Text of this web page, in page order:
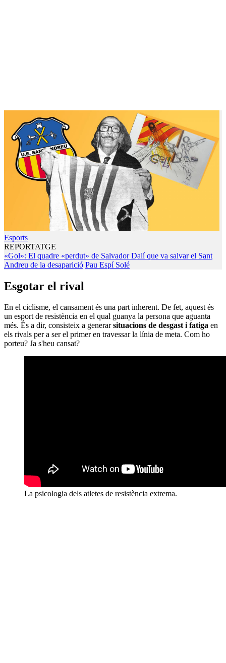
Esports
REPORTATGE
«Gol»: El quadre «perdut» de Salvador Dalí que va salvar el Sant
Andreu de la desaparició Pau Espí Solé
Esgotar el rival
En el ciclisme, el cansament és una part inherent. De fet, aquest és
un esport de resistència en el qual guanya la persona que aguanta
més. És a dir, consisteix a generarsituacions de desgast i fatiga en
els rivals per a ser el primer en travessar la línia de meta. Com ho
porteu? Ja s'heu cansat?
La psicologia dels atletes de resistència extrema.